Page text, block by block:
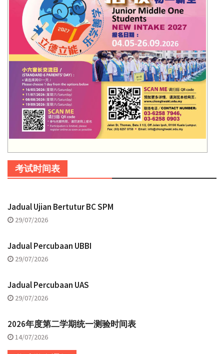
考试时间表
Jadual Ujian Bertutur BC SPM
29/07/2026
Jadual Percubaan UBBI
29/07/2026
Jadual Percubaan UAS
29/07/2026
2026年度第二学期统一测验时间表
14/07/2026